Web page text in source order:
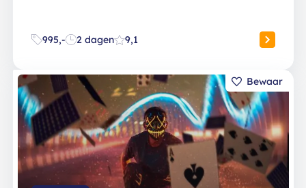
995,- 2 dagen 9,1